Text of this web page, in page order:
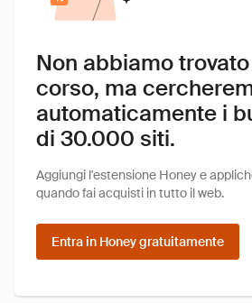
Non abbiamo
corso, ma
automaticamente i
di 30.000 siti.
Aggiungi l'estensione Honey e
quando fai acquisti in tutto il web.
Entra in Honey gratuitamente